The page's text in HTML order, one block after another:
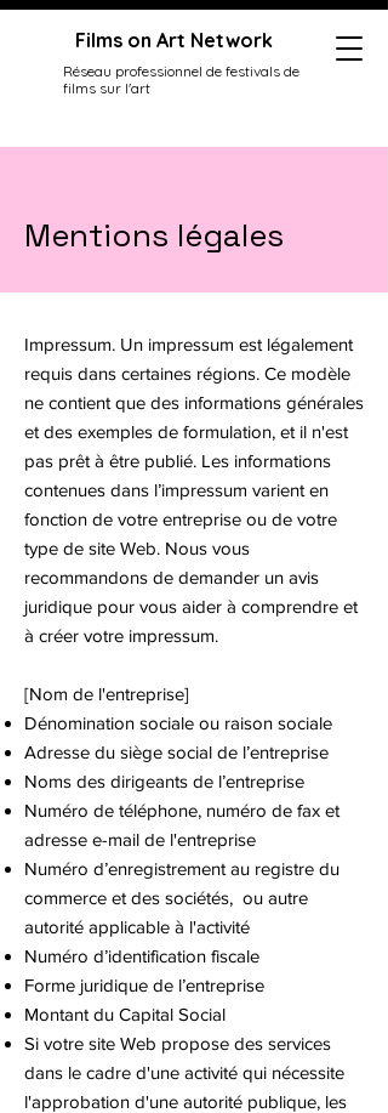
Films on Art Network
Réseau professionnel de festivals de
films sur l'art
Mentions légales
Impressum. Un impressum est légalement
requis dans certaines régions. Ce modèle
ne contient que des informations générales
et des exemples de formulation, et il n'est
pas prêt à être publié. Les informations
contenues dans l’impressum varient en
fonction de votre entreprise ou de votre
type de site Web. Nous vous
recommandons de demander un avis
juridique pour vous aider à comprendre et
à créer votre impressum.
[Nom de l'entreprise]
Dénomination sociale ou raison sociale
Adresse du siège social de l’entreprise
Noms des dirigeants de l’entreprise
Numéro de téléphone, numéro de fax et
adresse e-mail de l'entreprise
Numéro d’enregistrement au registre du
commerce et des sociétés, ou autre
autorité applicable à l'activité
Numéro d’identification fiscale
Forme juridique de l’entreprise
Montant du Capital Social
Si votre site Web propose des services
dans le cadre d'une activité qui nécessite
l'approbation d'une autorité publique, les